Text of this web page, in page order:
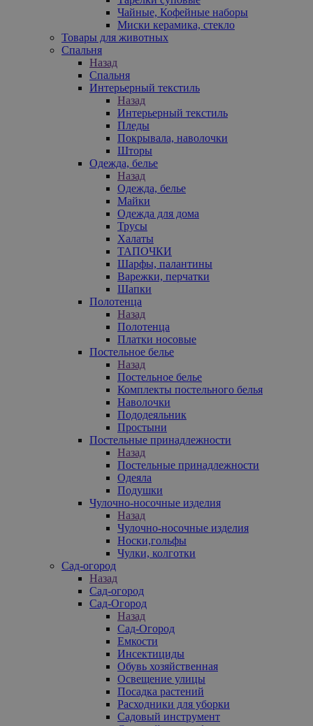
Чайные, Кофейные наборы
Миски керамика, стекло
Товары для животных
Спальня
Назад
Спальня
Интерьерный текстиль
Назад
Интерьерный текстиль
Пледы
Покрывала, наволочки
Шторы
Одежда, белье
Назад
Одежда, белье
Майки
Одежда для дома
Трусы
Халаты
ТАПОЧКИ
Шарфы, палантины
Варежки, перчатки
Шапки
Полотенца
Назад
Полотенца
Платки носовые
Постельное белье
Назад
Постельное белье
Комплекты постельного белья
Наволочки
Пододеяльник
Простыни
Постельные принадлежности
Назад
Постельные принадлежности
Одеяла
Подушки
Чулочно-носочные изделия
Назад
Чулочно-носочные изделия
Носки,гольфы
Чулки, колготки
Сад-огород
Назад
Сад-огород
Сад-Огород
Назад
Сад-Огород
Емкости
Инсектициды
Обувь хозяйственная
Освещение улицы
Посадка растений
Расходники для уборки
Садовый инструмент